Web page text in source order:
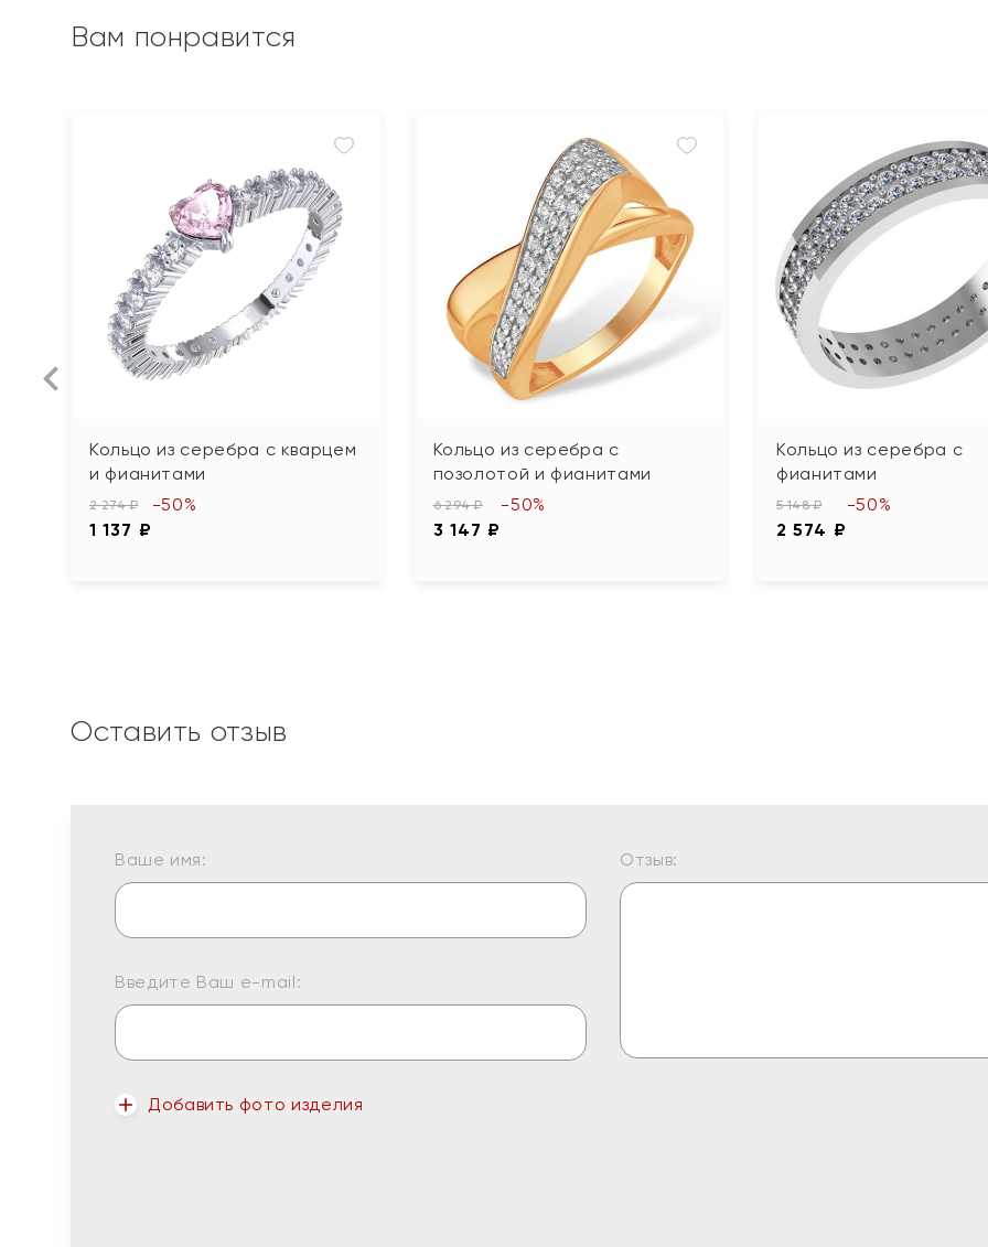
Вам понравится
Кольцо из серебра с кварцем
и фианитами
2 274 ₽
1 137 ₽
-50%
Кольцо из серебра с
позолотой и фианитами
6 294 ₽
3 147 ₽
-50%
Кольцо из серебра с
фианитами
5 148 ₽
2 574 ₽
-50%
Оставить отзыв
Ваше имя:
Введите Ваш e-mail:
Добавить фото изделия
Отзыв: